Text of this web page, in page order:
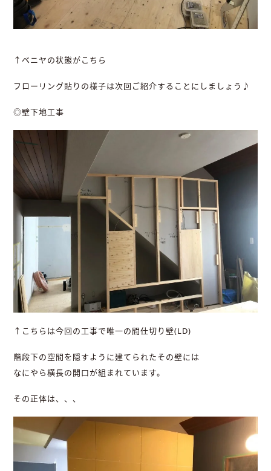
↑ベニヤの状態がこちら
フローリング貼りの様子は次回ご紹介することにしましょう♪
◎壁下地工事
↑こちらは今回の工事で唯一の間仕切り壁(LD)
階段下の空間を隠すように建てられたその壁には
なにやら横長の開口が組まれています。
その正体は、、、